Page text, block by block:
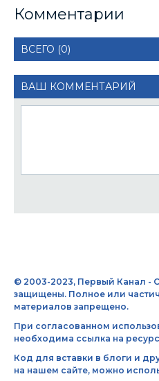
Комментарии
ВСЕГО (0)
ВАШ КОММЕНТАРИЙ
© 2003-2023, Первый Канал -
защищены. Полное или
материалов запрещено.
При согласованном
необходима ссылка на
Код для вставки в блоги и
на нашем сайте, можно